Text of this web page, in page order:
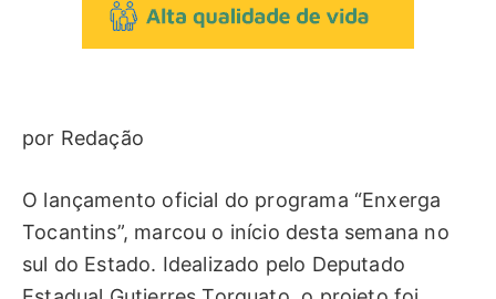
por Redação
O lançamento oficial do programa “Enxerga
Tocantins”, marcou o início desta semana no
sul do Estado. Idealizado pelo Deputado